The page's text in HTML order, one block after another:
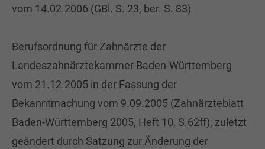
vom 14.02.2006 (GBl. S. 23, ber. S. 83)
Berufsordnung für Zahnärzte der
Landeszahnärztekammer Baden-Württemberg
vom 21.12.2005 in der Fassung der
Bekanntmachung vom 9.09.2005 (Zahnärzteblatt
Baden-Württemberg 2005, Heft 10, S.62ff), zuletzt
geändert durch Satzung zur Änderung der